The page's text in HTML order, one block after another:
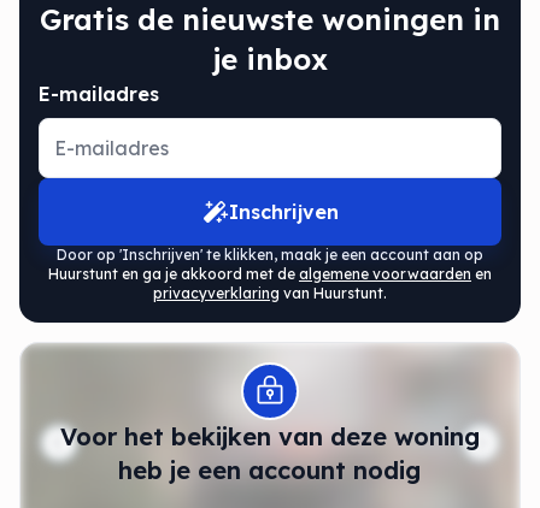
Gratis de nieuwste woningen in
je inbox
E-mailadres
Inschrijven
Door op 'Inschrijven' te klikken, maak je een account aan op
Huurstunt en ga je akkoord met de algemene voorwaarden en
privacyverklaring van Huurstunt.
Voor het bekijken van deze woning
heb je een account nodig
Modal openen